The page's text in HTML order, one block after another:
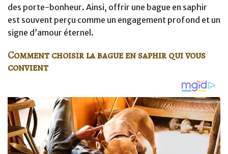
des porte-bonheur. Ainsi, offrir une bague en saphir
est souvent perçu comme un engagement profond et un
signe d’amour éternel.
Comment choisir la bague en saphir qui vous
convient